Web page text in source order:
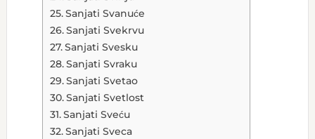
Sanjati Svanuće
Sanjati Svekrvu
Sanjati Svesku
Sanjati Svraku
Sanjati Svetao
Sanjati Svetlost
Sanjati Sveću
Sanjati Sveca